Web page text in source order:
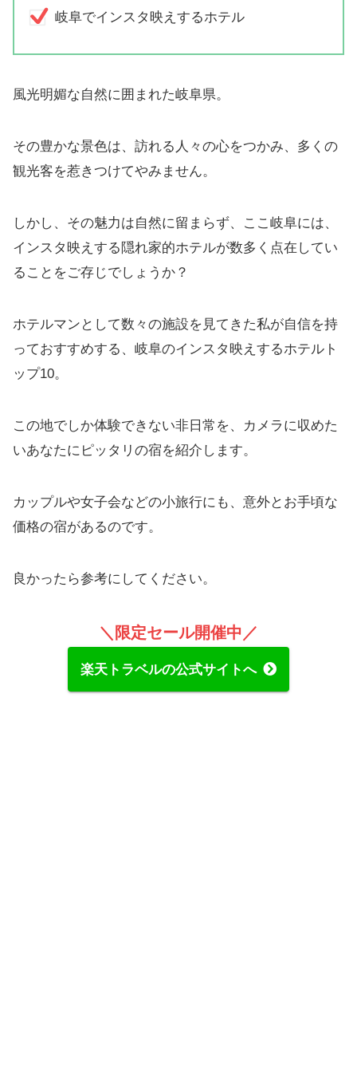
岐阜でインスタ映えするホテル
風光明媚な自然に囲まれた岐阜県。
その豊かな景色は、訪れる人々の心をつかみ、多くの
観光客を惹きつけてやみません。
しかし、その魅力は自然に留まらず、ここ岐阜には、
インスタ映えする隠れ家的ホテルが数多く点在してい
ることをご存じでしょうか？
ホテルマンとして数々の施設を見てきた私が自信を持
っておすすめする、岐阜のインスタ映えするホテルト
ップ10。
この地でしか体験できない非日常を、カメラに収めた
いあなたにピッタリの宿を紹介します。
カップルや女子会などの小旅行にも、意外とお手頃な
価格の宿があるのです。
良かったら参考にしてください。
＼ 限定セール開催中 ／
楽天トラベルの公式サイトへ